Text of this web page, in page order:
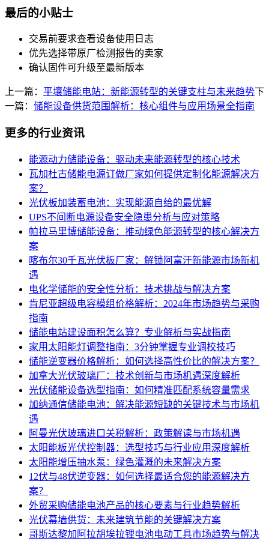
最后的小贴士
交易前要求查看设备使用日志
优先选择带原厂检测报告的卖家
确认固件可升级至最新版本
上一篇： 平壤储能电站：新能源转型的关键支柱与未来趋势下
一篇： 储能设备供货范围解析：核心组件与应用场景全指南
更多的行业资讯
能源动力储能设备：驱动未来能源转型的核心技术
瓦加杜古储能电源订做厂家如何提供定制化能源解决方
案？
光伏板加装蓄电池：实现能源自给的最优解
UPS不间断电源设备安全隐患分析与应对策略
帕拉马里博储能设备：推动绿色能源转型的核心解决方
案
喀布尔30千瓦光伏板厂家：解锁阿富汗新能源市场新机
遇
电化学储能的安全性分析：技术挑战与解决方案
肯尼亚超级电容模组价格解析：2024年市场趋势与采购
指南
储能电站建设面积怎么算？专业解析与实战指南
家用太阳能灯调整指南：3分钟掌握专业调校技巧
储能逆变器价格解析：如何选择高性价比的解决方案？
加拿大光伏玻璃厂：技术创新与市场机遇深度解析
光伏储能设备选型指南：如何精准匹配系统容量需求
加纳通信储能电池：解决能源短缺的关键技术与市场机
遇
阿曼光伏玻璃进口关税解析：政策解读与市场机遇
太阳能板光伏控制器：选型技巧与行业应用深度解析
太阳能增压抽水泵：绿色灌溉的未来解决方案
12伏与48伏逆变器：如何选择最适合您的能源解决方
案？
外贸采购储能电池产品的核心要素与行业趋势解析
光伏幕墙供货：未来建筑节能的关键解决方案
哥斯达黎加阿拉胡埃拉锂电池电动工具市场趋势与解决